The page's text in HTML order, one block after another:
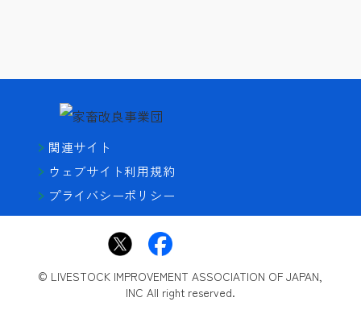
関連サイト
ウェブサイト利用規約
プライバシーポリシー
© LIVESTOCK IMPROVEMENT ASSOCIATION OF JAPAN,
INC All right reserved.